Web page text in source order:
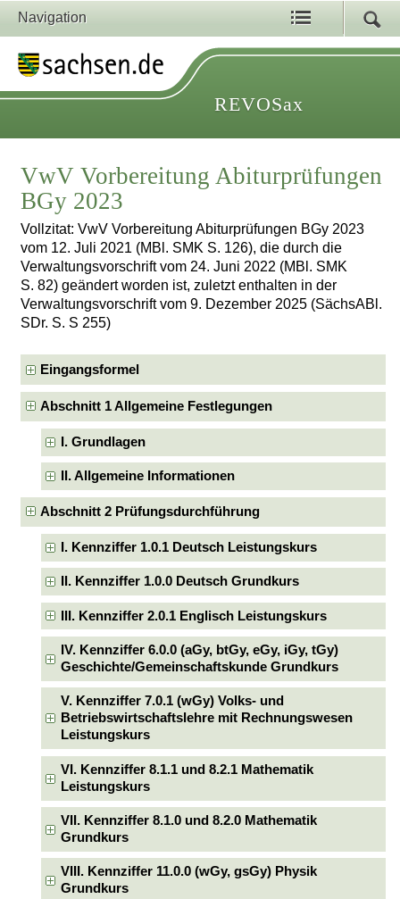
Navigation
REVOSax
VwV Vorbereitung Abiturprüfungen
BGy 2023
Vollzitat: VwV Vorbereitung Abiturprüfungen BGy 2023
vom 12. Juli 2021 (MBl. SMK S. 126), die durch die
Verwaltungsvorschrift vom 24. Juni 2022 (MBl. SMK
S. 82) geändert worden ist, zuletzt enthalten in der
Verwaltungsvorschrift vom 9. Dezember 2025 (SächsABl.
SDr. S. S 255)
Eingangsformel
Abschnitt 1 Allgemeine Festlegungen
I. Grundlagen
II. Allgemeine Informationen
Abschnitt 2 Prüfungsdurchführung
I. Kennziffer 1.0.1 Deutsch Leistungskurs
II. Kennziffer 1.0.0 Deutsch Grundkurs
III. Kennziffer 2.0.1 Englisch Leistungskurs
IV. Kennziffer 6.0.0 (aGy, btGy, eGy, iGy, tGy)
Geschichte/Gemeinschaftskunde Grundkurs
V. Kennziffer 7.0.1 (wGy) Volks- und
Betriebswirtschaftslehre mit Rechnungswesen
Leistungskurs
VI. Kennziffer 8.1.1 und 8.2.1 Mathematik
Leistungskurs
VII. Kennziffer 8.1.0 und 8.2.0 Mathematik
Grundkurs
VIII. Kennziffer 11.0.0 (wGy, gsGy) Physik
Grundkurs